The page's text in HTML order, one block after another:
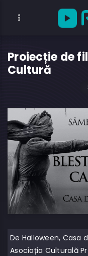
Proiecție de
Cultură
De Halloween, Casa
Asociația Culturală